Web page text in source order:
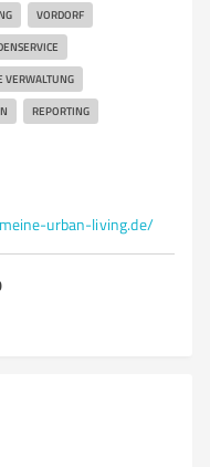
VORDORF
VERWALTUNG
REPORTING
urban-living.de/